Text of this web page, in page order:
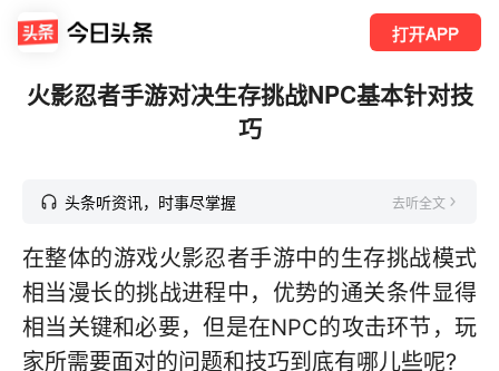
打开APP
火影忍者手游对决生存挑战NPC基本针对技
巧
头条听资讯，时事尽掌握 去听全文
在整体的游戏火影忍者手游中的生存挑战模式
相当漫长的挑战进程中，优势的通关条件显得
相当关键和必要，但是在NPC的攻击环节，玩
家所需要面对的问题和技巧到底有哪儿些呢?